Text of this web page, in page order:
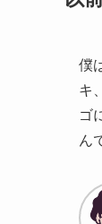
僕
キ
ゴ
ん